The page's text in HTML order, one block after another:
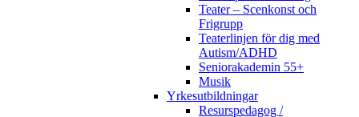
Teater – Scenkonst och
Frigrupp
Teaterlinjen för dig med
Autism/ADHD
Seniorakademin 55+
Musik
Yrkesutbildningar
Resurspedagog /